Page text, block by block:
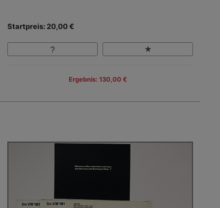
Startpreis: 20,00 €
Ergebnis: 130,00 €